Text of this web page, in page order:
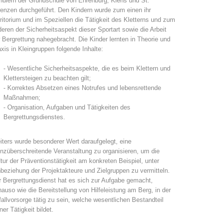
Jahresberichte
Ausbildung
Prävention PEER
durchgeführt. Den Kindern wurde zum einen ihr
und im Speziellen die Tätigkeit des Kletterns und zum
der Sicherheitsaspekt dieser Sportart sowie die Arbeit
Bergrettung nahegebracht. Die Kinder lernten in Theorie und
in Kleingruppen folgende Inhalte:
- Wesentliche Sicherheitsaspekte, die es beim Klettern und
Klettersteigen zu beachten gilt;
- Korrektes Absetzen eines Notrufes und lebensrettende
Maßnahmen;
- Organisation, Aufgaben und Tätigkeiten des
Bergrettungsdienstes.
wurde besonderer Wert daraufgelegt, eine
Veranstaltung zu organisieren, um die
der Präventionstätigkeit am konkreten Beispiel, unter
der Projektakteure und Zielgruppen zu vermitteln.
Bergrettungsdienst hat es sich zur Aufgabe gemacht,
wie die Bereitstellung von Hilfeleistung am Berg, in der
tätig zu sein, welche wesentlichen Bestandteil
Tätigkeit bildet.